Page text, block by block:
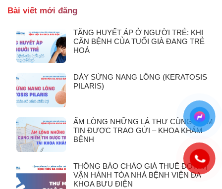
Bài viết mới đăng
TĂNG HUYẾT ÁP Ở NGƯỜI TRẺ: KHI
CĂN BỆNH CỦA TUỔI GIÀ ĐANG TRẺ
HOÁ
DÀY SỪNG NANG LÔNG (KERATOSIS
PILARIS)
ẤM LÒNG NHỮNG LÁ THƯ CÙNG NIỀM
TIN ĐƯỢC TRAO GỬI – KHOA KHÁM
BỆNH
THÔNG BÁO CHÀO GIÁ THUÊ ĐƠN VỊ
VẬN HÀNH TÒA NHÀ BỆNH VIỆN ĐA
KHOA BƯU ĐIỆN